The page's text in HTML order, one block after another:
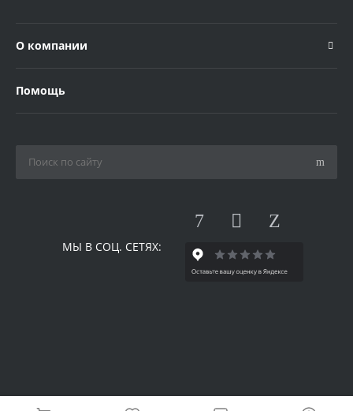
О компании
Помощь
МЫ В СОЦ. СЕТЯХ:
© 2026 Одилия, Все права защищены